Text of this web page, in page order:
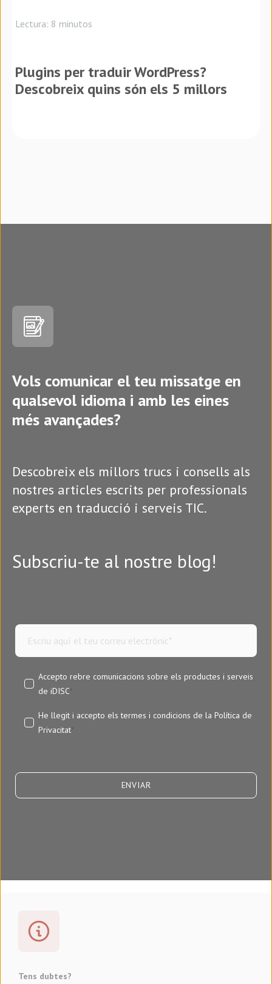
Lectura: 8 minutos
Plugins per traduir WordPress?
Descobreix quins són els 5 millors
Vols comunicar el teu missatge en
qualsevol idioma i amb les eines
més avançades?
Descobreix els millors trucs i consells als
nostres articles escrits per professionals
experts en traducció i serveis TIC.
Subscriu-te al nostre blog!
Accepto rebre comunicacions sobre els productes i serveis
de iDISC*
He llegit i accepto els termes i condicions de la Política de
Privacitat*
Tens dubtes?